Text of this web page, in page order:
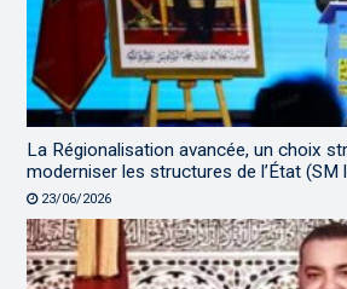
La Régionalisation avancée, un choix
moderniser les structures de l’État (SM
23/06/2026